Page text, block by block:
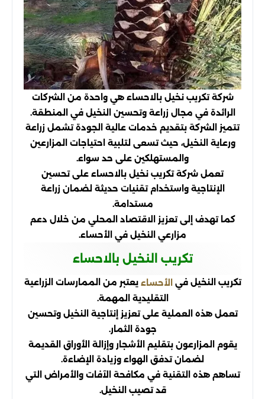
شركة تكريب نخيل بالاحساء هي واحدة من الشركات
الرائدة في مجال زراعة وتحسين النخيل في المنطقة.
تتميز الشركة بتقديم خدمات عالية الجودةتشمل زراعة
ورعاية النخيل، حيث تسعى لتلبية احتياجات المزارعين
والمستهلكين على حد سواء.
تعمل شركة تكريب نخيل بالاحساء على تحسين
الإنتاجية واستخدام تقنيات حديثة لضمان زراعة
مستدامة.
كما تهدف إلى تعزيز الاقتصاد المحلي من خلال دعم
مزارعي النخيل في الأحساء.
تكريب النخيل بالاحساء
تكريب النخيل في الأحساءيعتبر من الممارسات الزراعية
التقليدية المهمة.
تعمل هذه العملية على تعزيز إنتاجية النخيل وتحسين
جودة الثمار.
يقوم المزارعون بتقليم الأشجار وإزالة الأوراق القديمة
لضمان تدفق الهواء وزيادة الإضاءة.
تساهم هذه التقنية في مكافحة الآفات والأمراض التي
قد تصيب النخيل.